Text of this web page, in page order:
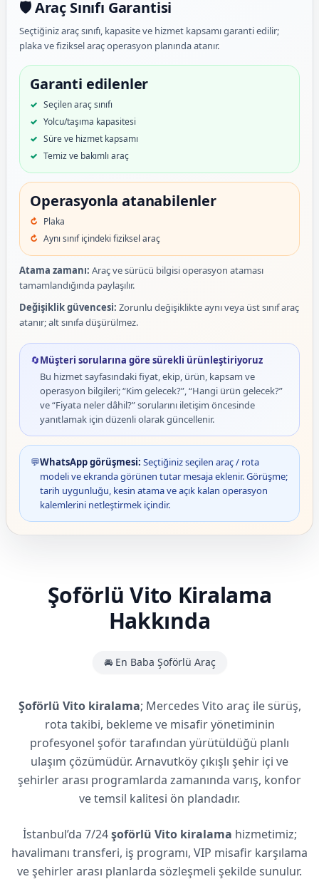
🛡️ Araç Sınıfı Garantisi
Seçtiğiniz araç sınıfı, kapasite ve hizmet kapsamı garanti edilir;
plaka ve fiziksel araç operasyon planında atanır.
Garanti edilenler
Seçilen araç sınıfı
Yolcu/taşıma kapasitesi
Süre ve hizmet kapsamı
Temiz ve bakımlı araç
Operasyonla atanabilenler
Plaka
Aynı sınıf içindeki fiziksel araç
Atama zamanı: Araç ve sürücü bilgisi operasyon ataması
tamamlandığında paylaşılır.
Değişiklik güvencesi: Zorunlu değişiklikte aynı veya üst sınıf araç
atanır; alt sınıfa düşürülmez.
🔄Müşteri sorularına göre sürekli ürünleştiriyoruz
Bu hizmet sayfasındaki fiyat, ekip, ürün, kapsam ve
operasyon bilgileri; “Kim gelecek?”, “Hangi ürün gelecek?”
ve “Fiyata neler dâhil?” sorularını iletişim öncesinde
yanıtlamak için düzenli olarak güncellenir.
💬WhatsApp görüşmesi: Seçtiğiniz seçilen araç / rota
modeli ve ekranda görünen tutar mesaja eklenir. Görüşme;
tarih uygunluğu, kesin atama ve açık kalan operasyon
kalemlerini netleştirmek içindir.
Şoförlü Vito Kiralama
Hakkında
🚘 En Baba Şoförlü Araç
Şoförlü Vito kiralama; Mercedes Vito araç ile sürüş,
rota takibi, bekleme ve misafir yönetiminin
profesyonel şoför tarafından yürütüldüğü planlı
ulaşım çözümüdür. Arnavutköy çıkışlı şehir içi ve
şehirler arası programlarda zamanında varış, konfor
ve temsil kalitesi ön plandadır.
İstanbul’da 7/24şoförlü Vito kiralama hizmetimiz;
havalimanı transferi, iş programı, VIP misafir karşılama
ve şehirler arası planlarda sözleşmeli şekilde sunulur.